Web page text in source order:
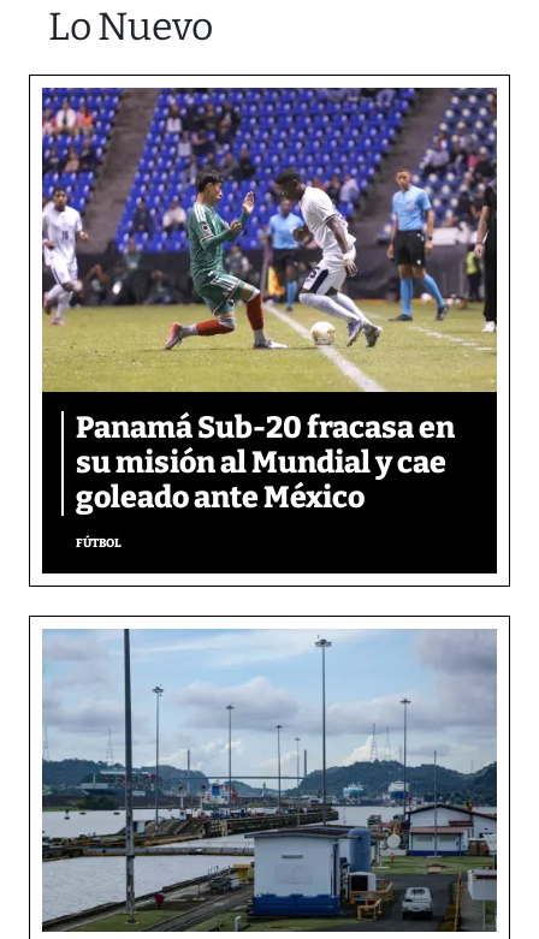
Lo Nuevo
Panamá Sub-20 fracasa en
su misión al Mundial y cae
goleado ante México
FÚTBOL